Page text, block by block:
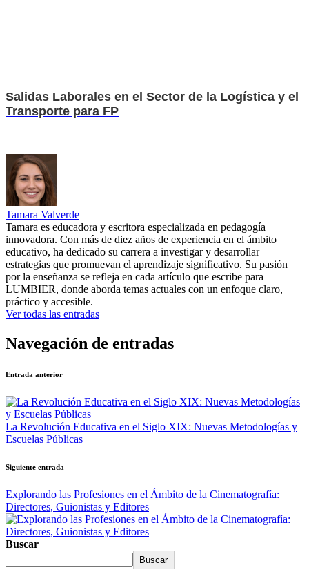
Salidas Laborales en el Sector de la Logística y el
Transporte para FP
Tamara Valverde
Tamara es educadora y escritora especializada en pedagogía
innovadora. Con más de diez años de experiencia en el ámbito
educativo, ha dedicado su carrera a investigar y desarrollar
estrategias que promuevan el aprendizaje significativo. Su pasión
por la enseñanza se refleja en cada artículo que escribe para
LUMBIER, donde aborda temas actuales con un enfoque claro,
práctico y accesible.
Ver todas las entradas
Navegación de entradas
Entrada anterior
La Revolución Educativa en el Siglo XIX: Nuevas Metodologías y
Escuelas Públicas
Siguiente entrada
Explorando las Profesiones en el Ámbito de la Cinematografía:
Directores, Guionistas y Editores
Buscar
Buscar